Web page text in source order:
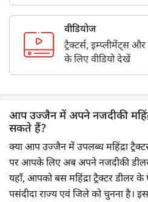
वीडियोज
ट्रैक्टर्स, इम्प्लीमेंट्स
के लिए वीडियो देखें
आप उज्जैन में अपने नजदीकी
सकते हैं?
क्या आप उज्जैन में उपलब्ध महिंद्रा
पर आपके लिए अब अपने नजदीकी
यहाँ, आपको बस महिंद्रा ट्रैक्टर डीलर
पसंदीदा राज्य एवं जिले को चुनना है।